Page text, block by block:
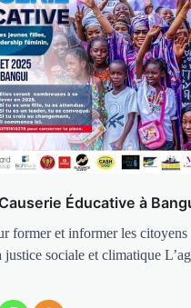
Éducative à
former et informer les citoyens
justice sociale et climatique